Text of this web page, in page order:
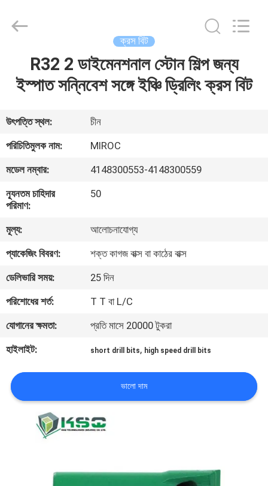
আমাদের
সম্পর্কে
কারখানা
ভ্রমণ
মান
নিয়ন্ত্রণ
যোগাযোগ
করুন
উদ্ধৃতির
জন্য
আবেদন
ক্রস বিট
R32 2 ডাইমেনশনাল স্টোন শিল্প জন্য
ইস্পাত সন্নিবেশ সঙ্গে ইঞ্চি ড্রিলিং ক্রস বিট
উৎপত্তি স্থল:
চীন
পরিচিতিমুলক নাম:
MIROC
মডেল নম্বার:
4148300553-4148300559
ন্যূনতম চাহিদার
পরিমাণ:
50
মূল্য:
আলোচনাযোগ্য
প্যাকেজিং বিবরণ:
শক্ত কাগজ বাক্স বা কাঠের বাক্স
ডেলিভারি সময়:
25 দিন
পরিশোধের শর্ত:
T T বা L/C
যোগানের ক্ষমতা:
প্রতি মাসে 20000 টুকরা
হাইলাইট:
short drill bits, high speed drill bits
ভালো দাম